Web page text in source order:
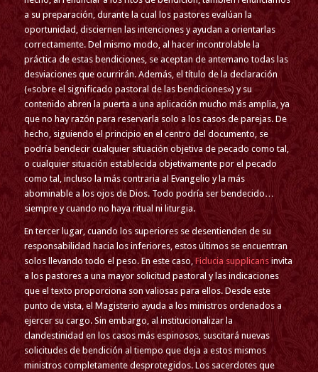
a su preparación, durante la cual los pastores evalúan la
oportunidad, disciernen las intenciones y ayudan a orientarlas
correctamente. Del mismo modo, al hacer incontrolable la
práctica de estas bendiciones, se aceptan de antemano todas las
desviaciones que ocurrirán. Además, el título de la declaración
(«sobre el significado pastoral de las bendiciones») y su
contenido abren la puerta a una aplicación mucho más amplia, ya
que no hay razón para reservarla solo a los casos de parejas. De
hecho, siguiendo el principio en el centro del documento, se
podría bendecir cualquier situación objetiva de pecado como tal,
o cualquier situación establecida objetivamente por el pecado
como tal, incluso la más contraria al Evangelio y la más
abominable a los ojos de Dios. Todo podría ser bendecido…
siempre y cuando no haya ritual ni liturgia.
En tercer lugar, cuando los superiores se desentienden de su
responsabilidad hacia los inferiores, estos últimos se encuentran
solos llevando todo el peso. En este caso, Fiducia supplicansinvita
a los pastores a una mayor solicitud pastoral y las indicaciones
que el texto proporciona son valiosas para ellos. Desde este
punto de vista, el Magisterio ayuda a los ministros ordenados a
ejercer su cargo. Sin embargo, al institucionalizar la
clandestinidad en los casos más espinosos, suscitará nuevas
solicitudes de bendición al tiempo que deja a estos mismos
ministros completamente desprotegidos. Los sacerdotes que